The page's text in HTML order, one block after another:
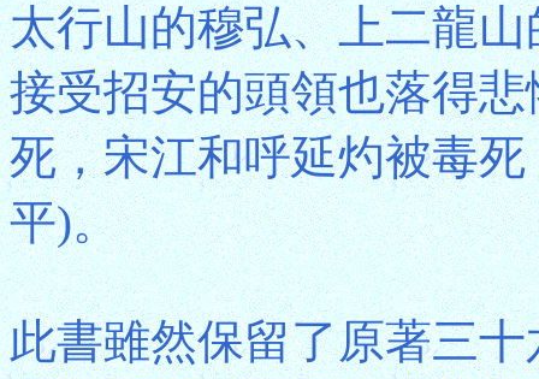
太行山的穆弘、上二龍
接受招安的頭領也落得
死，宋江和呼延灼被毒
平)。
此書雖然保留了原著三